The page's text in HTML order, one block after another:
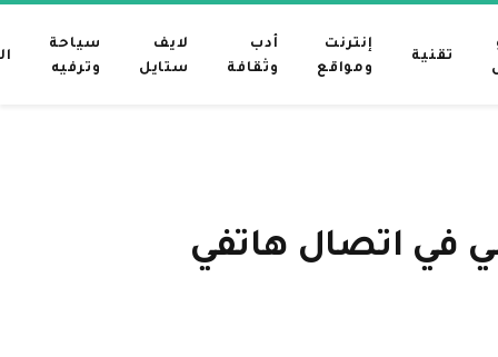
تقنية
إنترنت
ومواقع
أدب
وثقافة
لايف
ستايل
سياحة
وترفيه
في اتصال هاتفي